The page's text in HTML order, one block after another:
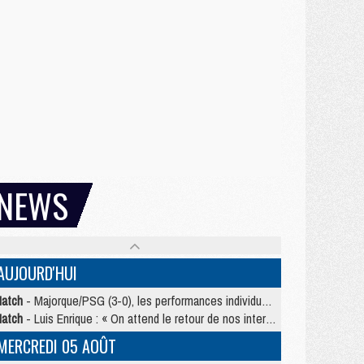
- Majorque/PSG (3-0), les performances individuelles
- Luis Enrique : « On attend le retour de nos internationaux »
05 AOÛT